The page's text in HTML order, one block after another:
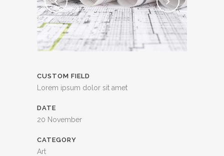
CUSTOM FIELD
Lorem ipsum dolor sit amet
DATE
20 November
CATEGORY
Art